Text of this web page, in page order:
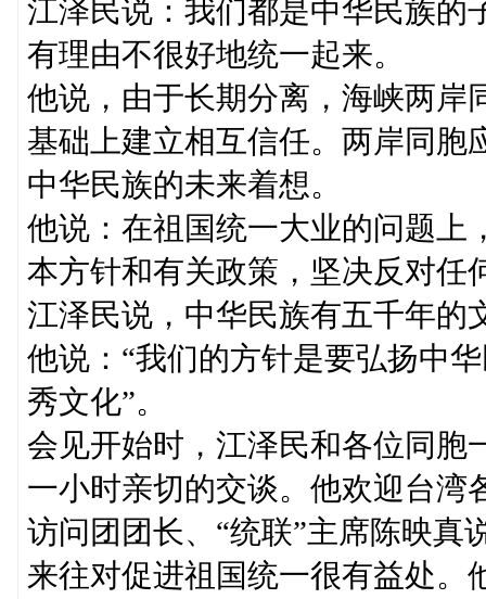
江泽民说：我们都是中华民族的
有理由不很好地统一起来。
他说，由于长期分离，海峡两岸
基础上建立相互信任。两岸同胞
中华民族的未来着想。
他说：在祖国统一大业的问题上
本方针和有关政策，坚决反对任
江泽民说，中华民族有五千年的
他说：“我们的方针是要弘扬中
秀文化”。
会见开始时，江泽民和各位同胞
一小时亲切的交谈。他欢迎台湾
访问团团长、“统联”主席陈映真
来往对促进祖国统一很有益处。